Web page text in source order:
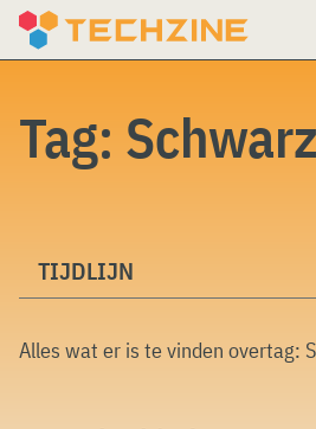
Skip
Tag:
TIJDLIJN
Alles wat er is te vinden overtag: